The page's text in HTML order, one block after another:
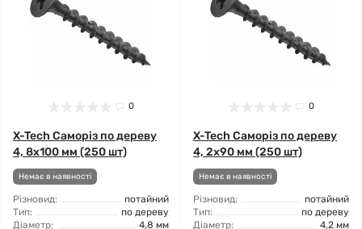
0
X-Tech Саморіз по дереву
4, 8x100 мм (250 шт)
Немає в наявності
Різновид:
потайний
Тип:
по дереву
Діаметр:
4,8 мм
0
X-Tech Саморіз по дереву
4, 2x90 мм (250 шт)
Немає в наявності
Різновид:
потайний
Тип:
по дереву
Діаметр:
4,2 мм